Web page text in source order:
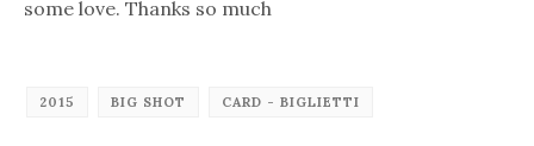
some love. Thanks so much
2015 BIG SHOT CARD - BIGLIETTI